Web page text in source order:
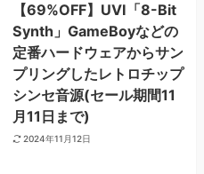
【69%OFF】UVI「8-Bit
Synth」GameBoyなどの
定番ハードウェアからサン
プリングしたレトロチップ
シンセ音源(セール期間11
月11日まで)
2024年11月12日